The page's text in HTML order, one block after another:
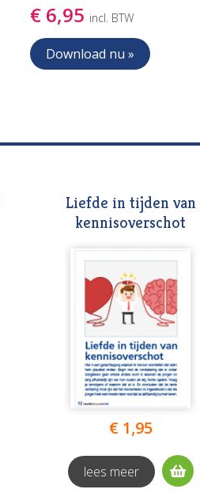
€ 6,95 incl. BTW
Download nu »
Liefde in tijden van
kennisoverschot
€ 1,95
lees meer